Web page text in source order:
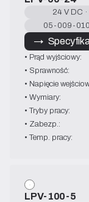
24 V DC
05-009-
→
• Prąd wyjściowy:
• Sprawność:
• Napięcie
• Wymiary:
• Tryby pracy:
• Zabezp.:
• Temp. pracy:
LPV-100-5